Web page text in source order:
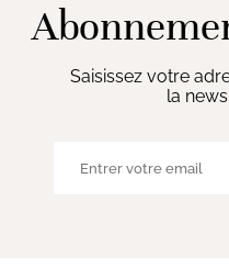
Saisissez votre
la